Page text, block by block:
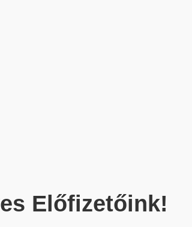
Előfizetőink!